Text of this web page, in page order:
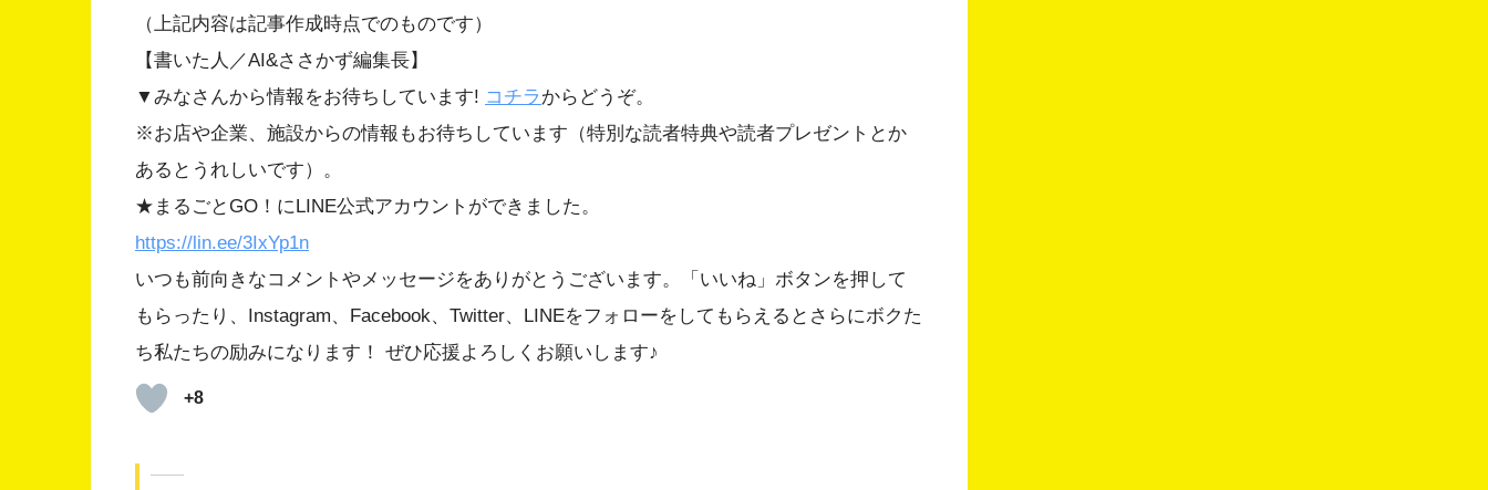
（上記内容は記事作成時点でのものです）
【書いた人／AI&ささかず編集長】
▼みなさんから情報をお待ちしています! コチラ からどうぞ。
※お店や企業、施設からの情報もお待ちしています（特別な読者特典や読者プレゼントとか
あるとうれしいです）。
★まるごとGO！にLINE公式アカウントができました。
https://lin.ee/3IxYp1n
いつも前向きなコメントやメッセージをありがとうございます。「いいね」ボタンを押して
もらったり、Instagram、Facebook、Twitter、LINEをフォローをしてもらえるとさらにボクた
ち私たちの励みになります！ ぜひ応援よろしくお願いします♪
+8